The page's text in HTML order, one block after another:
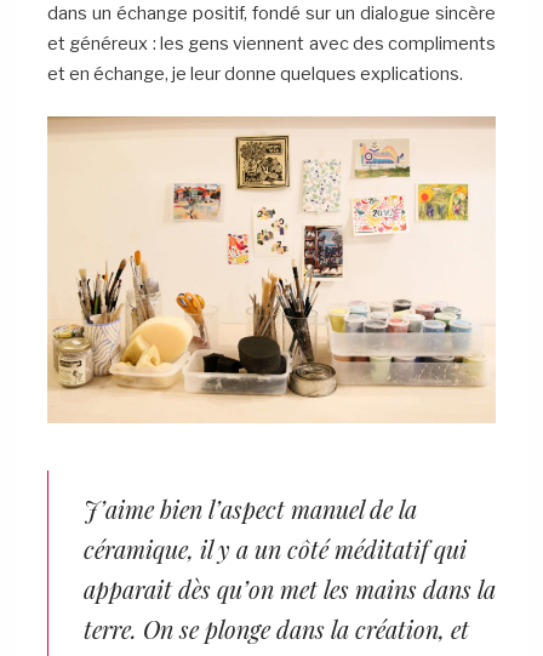
dans un échange positif, fondé sur un dialogue sincère
et généreux : les gens viennent avec des compliments
et en échange, je leur donne quelques explications.
J’aime bien l’aspect manuel de la
céramique, il y a un côté méditatif qui
apparait dès qu’on met les mains dans la
terre. On se plonge dans la création, et